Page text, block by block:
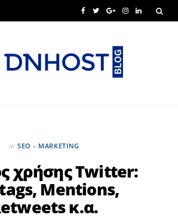
c
T
i
G
o
g
I L
in SEO - MARKETING
χρήσης Twitter:
Mentions,
κ.α.